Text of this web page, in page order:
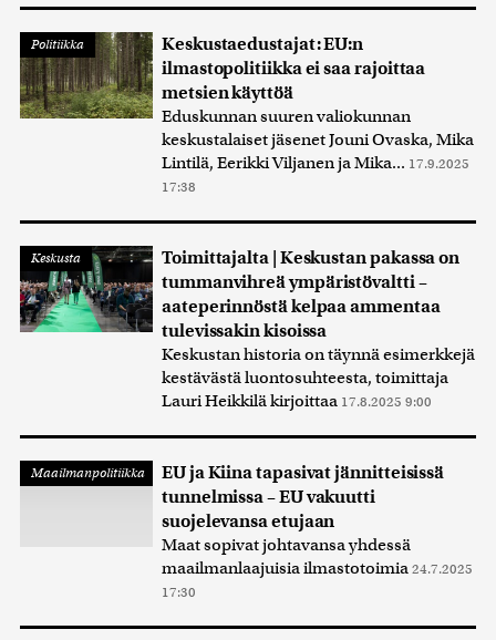
Politiikka
Keskustaedustajat: EU:n
ilmastopolitiikka ei saa rajoittaa
metsien käyttöä
Eduskunnan suuren valiokunnan
keskustalaiset jäsenet Jouni Ovaska, Mika
Lintilä, Eerikki Viljanen ja Mika... 17.9.2025
17:38
Keskusta
Toimittajalta | Keskustan pakassa on
tummanvihreä ympäristövaltti –
aateperinnöstä kelpaa ammentaa
tulevissakin kisoissa
Keskustan historia on täynnä esimerkkejä
kestävästä luontosuhteesta, toimittaja
Lauri Heikkilä kirjoittaa 17.8.2025 9:00
Maailmanpolitiikka
EU ja Kiina tapasivat jännitteisissä
tunnelmissa – EU vakuutti
suojelevansa etujaan
Maat sopivat johtavansa yhdessä
maailmanlaajuisia ilmastotoimia 24.7.2025
17:30